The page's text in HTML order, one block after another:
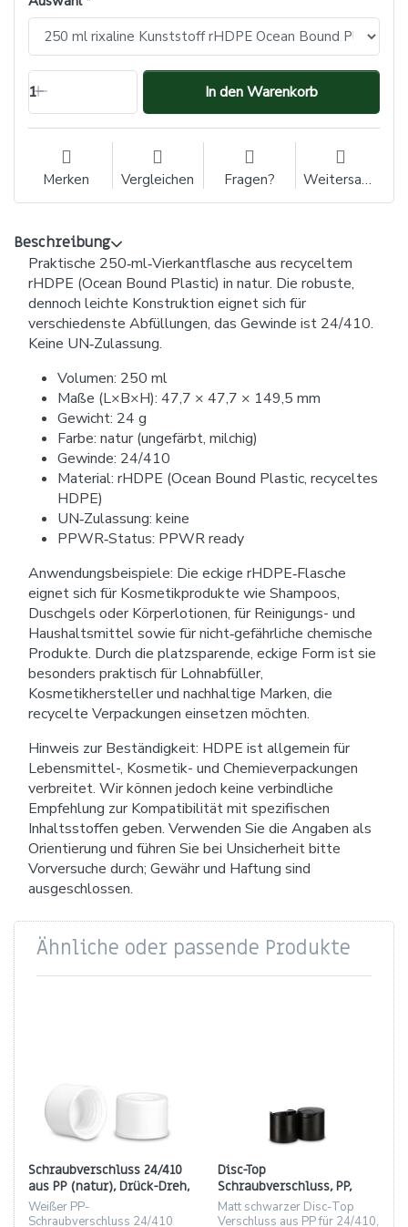
1 In den Warenkorb
Merken Vergleichen Fragen? Weitersagen
Beschreibung
Praktische 250‑ml‑Vierkantflasche aus recyceltem
rHDPE (Ocean Bound Plastic) in natur. Die robuste,
dennoch leichte Konstruktion eignet sich für
verschiedenste Abfüllungen, das Gewinde ist 24/410.
Keine UN‑Zulassung.
Volumen: 250 ml
Maße (L×B×H): 47,7 × 47,7 × 149,5 mm
Gewicht: 24 g
Farbe: natur (ungefärbt, milchig)
Gewinde: 24/410
Material: rHDPE (Ocean Bound Plastic, recyceltes
HDPE)
UN‑Zulassung: keine
PPWR‑Status: PPWR ready
Anwendungsbeispiele: Die eckige rHDPE‑Flasche
eignet sich für Kosmetikprodukte wie Shampoos,
Duschgels oder Körperlotionen, für Reinigungs- und
Haushaltsmittel sowie für nicht‑gefährliche chemische
Produkte. Durch die platzsparende, eckige Form ist sie
besonders praktisch für Lohnabfüller,
Kosmetikhersteller und nachhaltige Marken, die
recycelte Verpackungen einsetzen möchten.
Hinweis zur Beständigkeit: HDPE ist allgemein für
Lebensmittel-, Kosmetik- und Chemieverpackungen
verbreitet. Wir können jedoch keine verbindliche
Empfehlung zur Kompatibilität mit spezifischen
Inhaltsstoffen geben. Verwenden Sie die Angaben als
Orientierung und führen Sie bei Unsicherheit bitte
Vorversuche durch; Gewähr und Haftung sind
ausgeschlossen.
Ähnliche oder passende Produkte
Schraubverschluss 24/410
aus PP (natur), Drück-Dreh,
Höhe 17.9 mm
Weißer PP-
Schraubverschluss 24/410
Disc-Top
Schraubverschluss, PP,
matt schwarz, Gewinde
24/410
Matt schwarzer Disc-Top
Verschluss aus PP für 24/410,